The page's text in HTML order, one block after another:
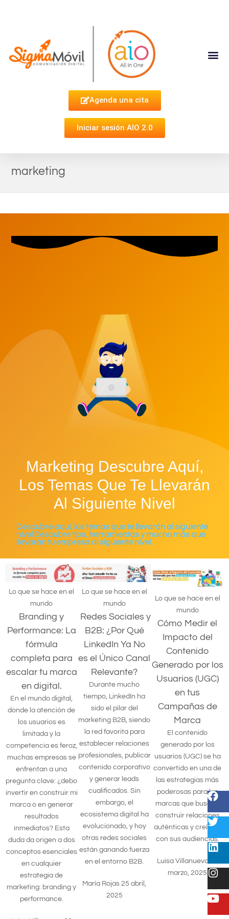
Agenda una cita
Iniciar sesión AIO 2.0
marketing
Marketing Descubre Aquí,
Los Temas Que Te Llevarán
Al Siguiente Nivel
Descubre aquí, los temas que te llevarán al siguiente
nivel Descubre tips, herramientas y mucho más que
llevarán tu empresa al siguiente nivel.
Lo que se hace en el
mundo
Branding y
Performance: La
fórmula
completa para
escalar tu marca
en digital.
En el mundo digital,
donde la atención de
los usuarios es
limitada y la
competencia es feroz,
muchas empresas se
enfrentan a una
pregunta clave: ¿debo
invertir en construir mi
marca o en generar
resultados
inmediatos? Esta
duda da origen a dos
conceptos esenciales
en cualquier
estrategia de
marketing: branding y
performance.
Lo que se hace en el
mundo
Redes Sociales y
B2B: ¿Por Qué
LinkedIn Ya No
es el Único Canal
Relevante?
Durante mucho
tiempo, LinkedIn ha
sido el pilar del
marketing B2B, siendo
la red favorita para
establecer relaciones
profesionales, publicar
contenido corporativo
y generar leads
cualificados. Sin
embargo, el
ecosistema digital ha
evolucionado, y hoy
otras redes sociales
están ganando fuerza
en el entorno B2B.
María Rojas25 abril,
2025
Lo que se hace en el
mundo
Cómo Medir el
Impacto del
Contenido
Generado por los
Usuarios (UGC)
en tus
Campañas de
Marca
El contenido
generado por los
usuarios (UGC) se ha
convertido en una de
las estrategias más
poderosas para las
marcas que buscan
construir relaciones
auténticas y creíbles
con sus audiencias.
Luisa Villanueva
marzo, 2025